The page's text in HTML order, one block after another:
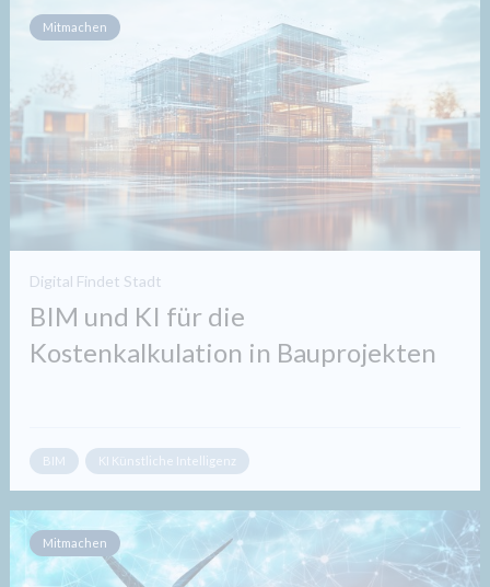
Mitmachen
Digital Findet Stadt
BIM und KI für die
Kostenkalkulation in Bauprojekten​
BIM KI Künstliche Intelligenz
Mitmachen